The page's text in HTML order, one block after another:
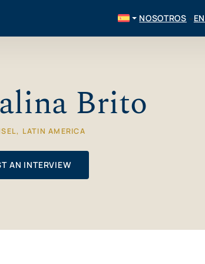
NOSOTROS
Brito
LATIN AMERICA
AN INTERVIEW